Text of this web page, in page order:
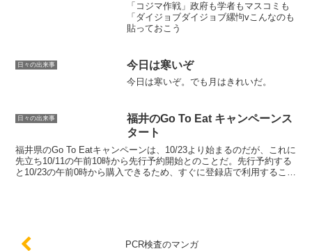
「コジマ作戦」政府も学者もマスコミも
「ダイジョブダイジョブ縲怐vこんなのも
貼っておこう
日々の出来事 今日は寒いぞ
今日は寒いぞ。でも月はきれいだ。
日々の出来事
福井のGo To Eat キャンペーンス
タート
福井県のGo To Eatキャンペーンは、10/23より始まるのだが、これに
先立ち10/11の午前10時から先行予約開始とのことだ。先行予約する
と10/23の午前0時から購入できるため、すぐに登録店で利用すること
PCR検査のマンガ